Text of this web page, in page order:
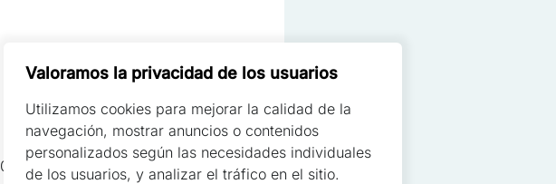
mm x H: 2200 mm
Valoramos la privacidad de los usuarios
Utilizamos cookies para mejorar la calidad de la
navegación, mostrar anuncios o contenidos
personalizados según las necesidades individuales
de los usuarios, y analizar el tráfico en el sitio.
para las funciones básicas del sitio web y el sitio no funcionará de la manera prevista
permiten que el sitio recuerde información que cambia la apariencia o el funcionamiento de la
preferido o la región en la que se encuentra el usuario